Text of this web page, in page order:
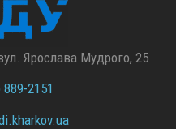
Ярослава Мудрого, 25
2151
ua